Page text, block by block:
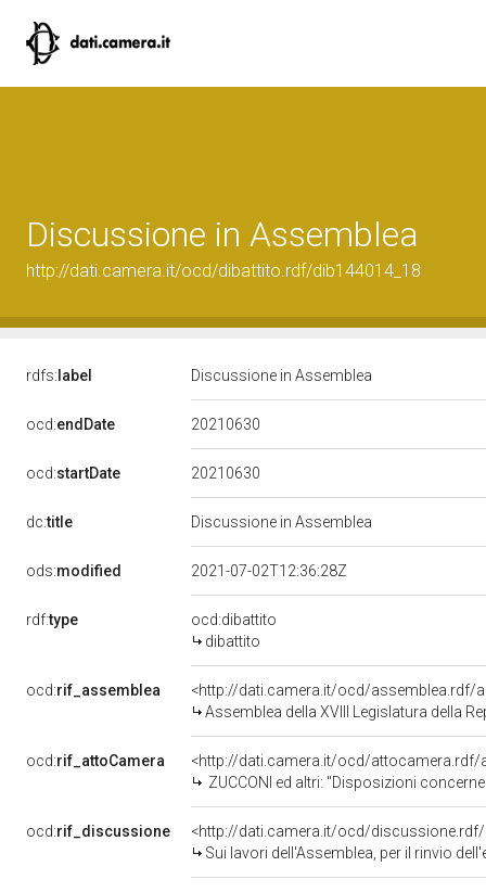
Discussione in Assemblea
http://dati.camera.it/ocd/dibattito.rdf/dib144014_18
rdfs: label Discussione in Assemblea
ocd:endDate 20210630
ocd:startDate 20210630
dc:title Discussione in Assemblea
ods:modified 2021-07-02T12:36:28Z
rdf:type
ocd:dibattito
dibattito
ocd:rif_assemblea
<http://dati.camera.it/ocd/assemblea.rdf/
Assemblea della XVIII Legislatura della
ocd:rif_attoCamera
<http://dati.camera.it/ocd/attocamera.rdf/
ZUCCONI ed altri: "Disposizioni concernenti la rinegoziazione dei
ocd:rif_discussione
<http://dati.camera.it/ocd/discussione.rdf/
Sui lavori dell'Assemblea, per il rinvio dell'esame di proposte di